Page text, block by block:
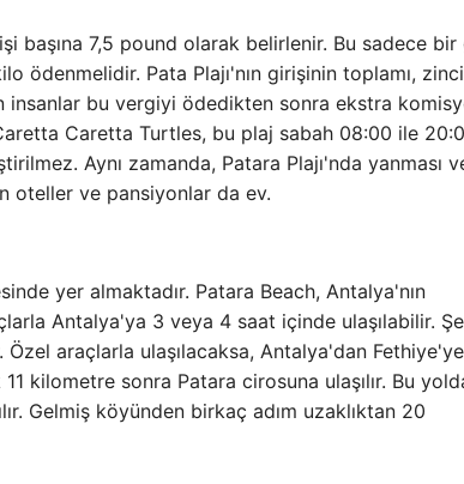
başına 7,5 pound olarak belirlenir. Bu sadece bir
ödenmelidir. Pata Plajı'nın girişinin toplamı,
insanlar bu vergiyi ödedikten sonra ekstra
Caretta Turtles, bu plaj sabah 08:00 ile
Aynı zamanda, Patara Plajı'nda yanması
oteller ve pansiyonlar da ev.
yer almaktadır. Patara Beach, Antalya'nın
Antalya'ya 3 veya 4 saat içinde ulaşılabilir.
araçlarla ulaşılacaksa, Antalya'dan Fethiye'ye
kilometre sonra Patara cirosuna ulaşılır. Bu
Gelmiş köyünden birkaç adım uzaklıktan 20